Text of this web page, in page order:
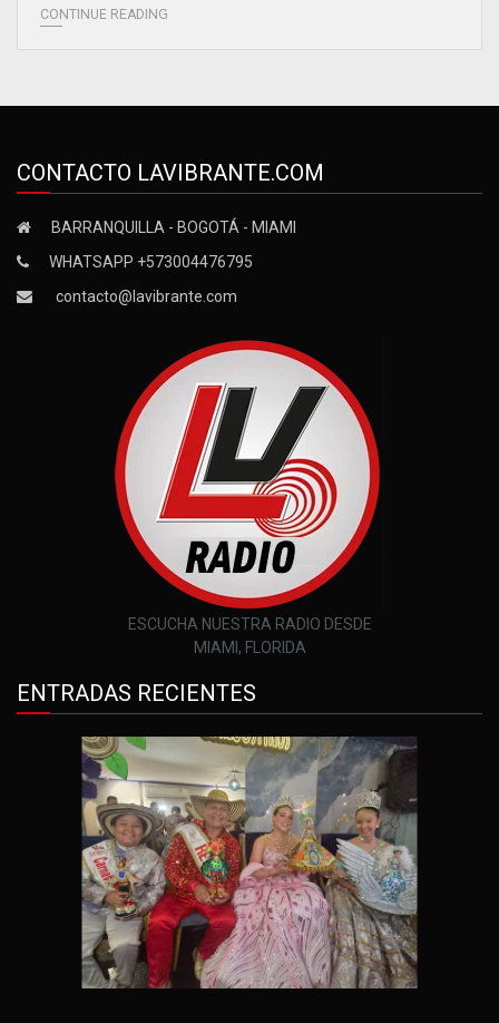
CONTINUE READING
CONTACTO LAVIBRANTE.COM
BARRANQUILLA - BOGOTÁ - MIAMI
WHATSAPP +573004476795
contacto@lavibrante.com
ESCUCHA NUESTRA RADIO DESDE
MIAMI, FLORIDA
ENTRADAS RECIENTES